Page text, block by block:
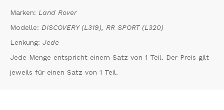
Marken: Land Rover
Modelle: DISCOVERY (L319), RR SPORT (L320)
Lenkung: Jede
Jede Menge entspricht einem Satz von 1 Teil. Der Preis gilt
jeweils für einen Satz von 1 Teil.